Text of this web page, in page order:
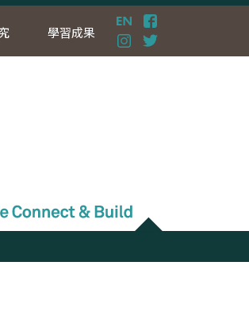
學習成果